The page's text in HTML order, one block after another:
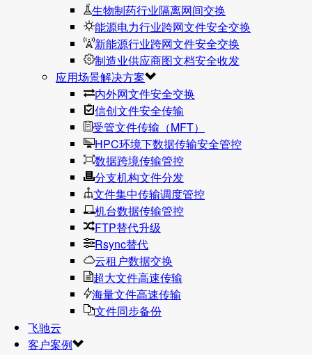
生物制药行业隔离网间交换
能源电力行业跨网文件安全交换
新能源行业跨网文件安全交换
制造业供应商图文档安全收发
应用场景解决方案
内外网文件安全交换
信创文件安全传输
受管文件传输（MFT）
HPC环境下数据传输安全管控
数据跨境传输管控
分支机构文件分发
文件集中传输调度管控
机台数据传输管控
FTP替代升级
Rsync替代
云租户数据交换
超大文件高速传输
海量文件高速传输
文件同步备份
飞驰云
客户案例